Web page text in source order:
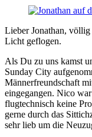
Lieber Jonathan,
Licht geflogen.
Als Du zu uns kamst
Sunday City
Männerfreundschaft
eingegangen. Nico
flugtechnisch keine
gerne durch das
sehr lieb um die